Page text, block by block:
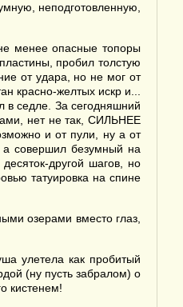
неподготовленную,
менее опасные топоры
пробил толстую
от удара, но не мог от
красно-желтых искр и...
в седле. За сегодняшний
нет не так, СИЛЬНЕЕ
и от пули, ну а от
а совершил безумный на
другой шагов, но
татуировка на спине
озерами вместо глаз,
улетела как пробитый
(ну пусть забралом) о
кистенем!